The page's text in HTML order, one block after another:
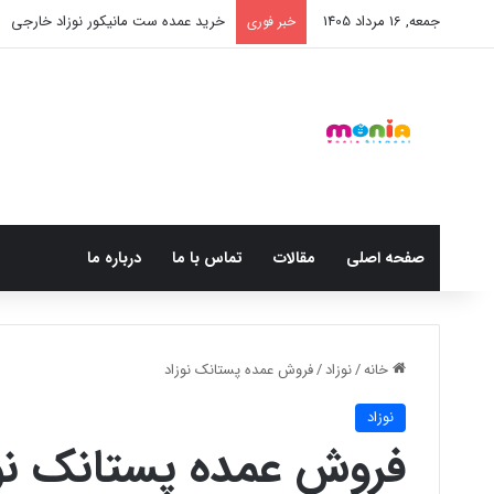
جمعه, 16 مرداد 1405 خبر فوری خرید عمده ست مانیکور نوزاد خارجی
صفحه اصلی مقالات تماس با ما درباره ما
خانه/نوزاد/فروش عمده پستانک نوزاد
نوزاد
فروش عمده پستانک